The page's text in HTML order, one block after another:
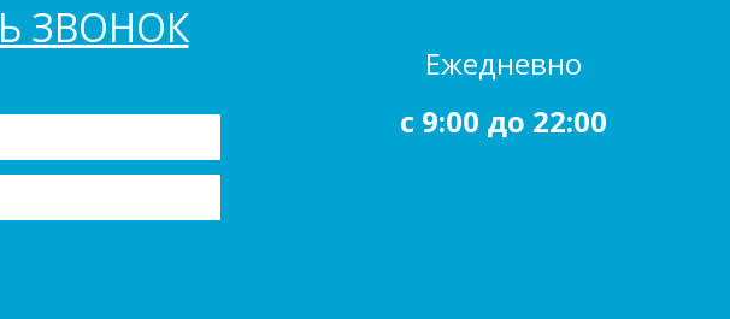
ЗВОНОК
Ежедневно
c 9:00 до 22:00